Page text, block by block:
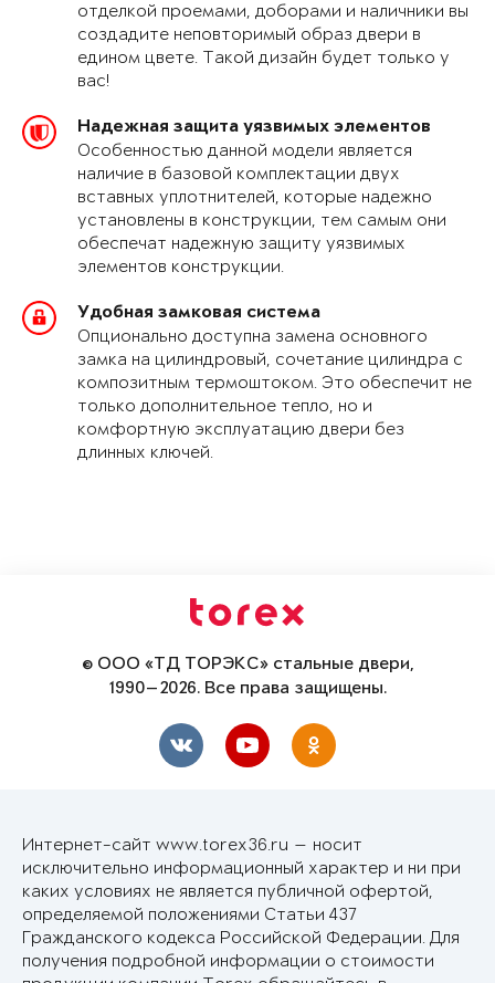
отделкой проемами, доборами и наличники вы
создадите неповторимый образ двери в
едином цвете. Такой дизайн будет только у
вас!
Надежная защита уязвимых элементов
Особенностью данной модели является
наличие в базовой комплектации двух
вставных уплотнителей, которые надежно
установлены в конструкции, тем самым они
обеспечат надежную защиту уязвимых
элементов конструкции.
Удобная замковая система
Опционально доступна замена основного
замка на цилиндровый, сочетание цилиндра с
композитным термоштоком. Это обеспечит не
только дополнительное тепло, но и
комфортную эксплуатацию двери без
длинных ключей.
© ООО «ТД ТОРЭКС» стальные двери,
1990—2026. Все права защищены.
Интернет-сайт www.torex36.ru — носит
исключительно информационный характер и ни при
каких условиях не является публичной офертой,
определяемой положениями Статьи 437
Гражданского кодекса Российской Федерации. Для
получения подробной информации о стоимости